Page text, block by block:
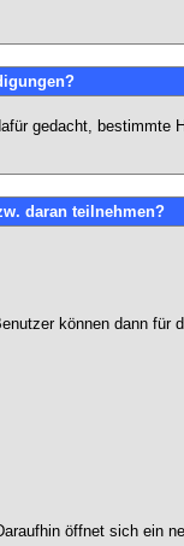
gedacht, bestimmte
daran teilnehmen?
können dann
öffnet sich ein